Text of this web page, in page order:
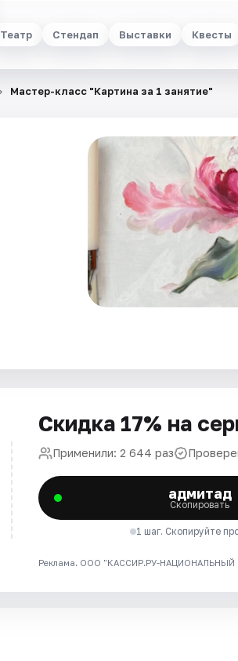
Театр Стендап Выставки Квесты
Мастер-класс "Картина за 1 занятие"
Скидка 17% на
Применили: 2 644 раз
адмитад
Скопировать
1 шаг. Скопируйте
Реклама. ООО "КАССИР.РУ-НАЦИОНАЛЬНЫЙ